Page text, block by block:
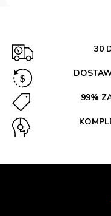
30
99%